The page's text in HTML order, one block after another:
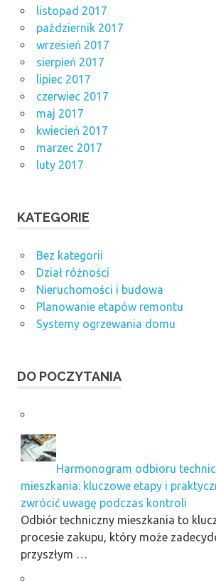
listopad 2017
październik 2017
wrzesień 2017
sierpień 2017
lipiec 2017
czerwiec 2017
maj 2017
kwiecień 2017
marzec 2017
luty 2017
KATEGORIE
Bez kategorii
Dział różności
Nieruchomości i budowa
Planowanie etapów remontu
Systemy ogrzewania domu
DO POCZYTANIA
Harmonogram odbioru
mieszkania: kluczowe etapy i
zwrócić uwagę podczas kontroli
Odbiór techniczny mieszkania to
procesie zakupu, który może
przyszłym …